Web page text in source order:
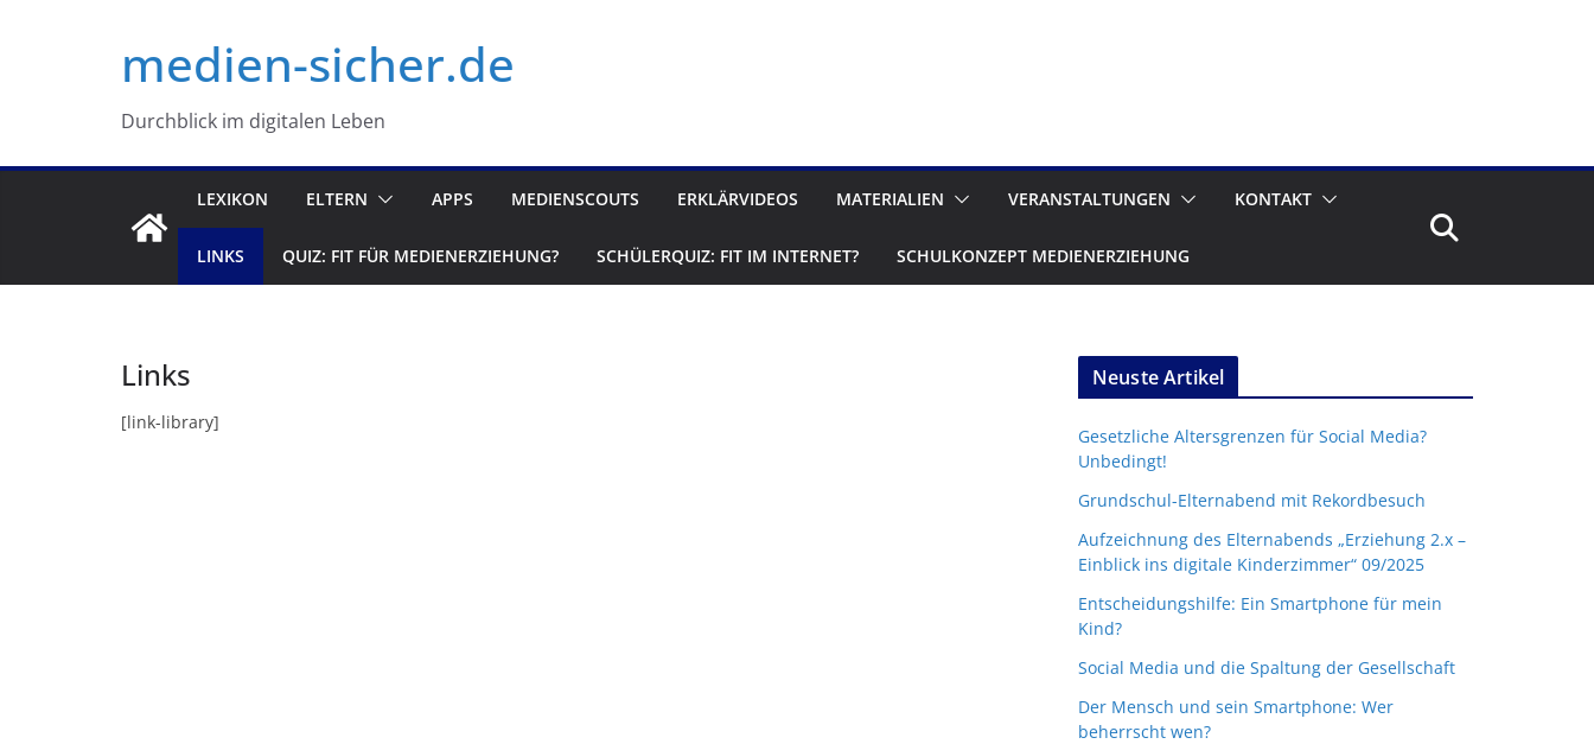
medien-sicher.de
Durchblick im digitalen Leben
LEXIKON ELTERN APPS MEDIENSCOUTS ERKLÄRVIDEOS MATERIALIEN VERANSTALTUNGEN KONTAKT
LINKS QUIZ: FIT FÜR MEDIENERZIEHUNG? SCHÜLERQUIZ: FIT IM INTERNET? SCHULKONZEPT MEDIENERZIEHUNG
Links
[link-library]
Neuste Artikel
Gesetzliche Altersgrenzen für Social Media?
Unbedingt!
Grundschul-Elternabend mit Rekordbesuch
Aufzeichnung des Elternabends „Erziehung 2.x –
Einblick ins digitale Kinderzimmer“ 09/2025
Entscheidungshilfe: Ein Smartphone für mein
Kind?
Social Media und die Spaltung der Gesellschaft
Der Mensch und sein Smartphone: Wer
beherrscht wen?